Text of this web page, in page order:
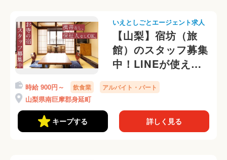
いえとしごとエージェント求人
【山梨】宿坊（旅
館）のスタッフ募集
中！LINEが使えれ
ば携帯番号なしOK
です
時給 900円～ 飲食業 アルバイト・パート
山梨県南巨摩郡身延町
キープする 詳しく見る